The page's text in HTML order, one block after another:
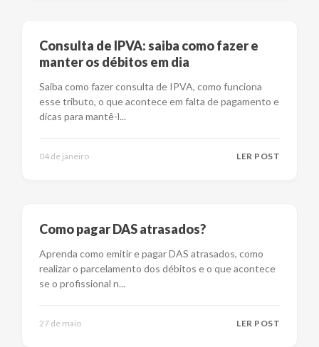
Consulta de IPVA: saiba como fazer e
manter os débitos em dia
Saiba como fazer consulta de IPVA, como funciona
esse tributo, o que acontece em falta de pagamento e
dicas para mantê-l...
04 de janeiro LER POST
Como pagar DAS atrasados?
Aprenda como emitir e pagar DAS atrasados, como
realizar o parcelamento dos débitos e o que acontece
se o profissional n...
27 de maio LER POST